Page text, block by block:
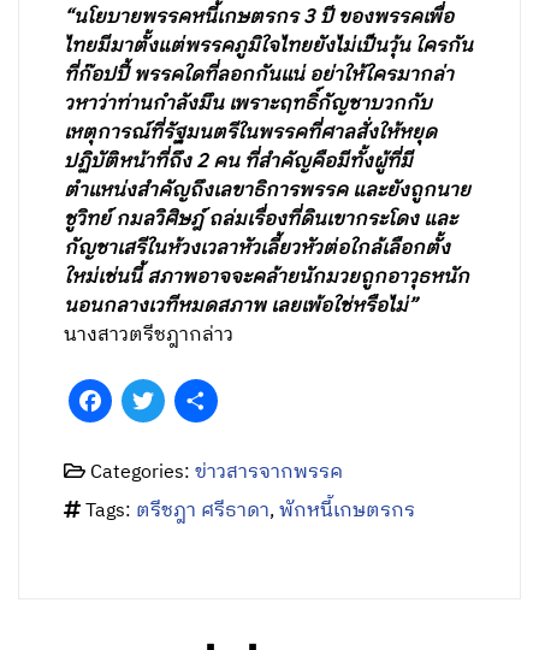
“นโยบายพรรคหนี้เกษตรกร 3 ปี ของพรรคเพื่อ
ไทยมีมาตั้งแต่พรรคภูมิใจไทยยังไม่เป็นวุ้น ใครกัน
ที่ก๊อปปี้ พรรคใดที่ลอกกันแน่ อย่าให้ใครมากล่า
วหาว่าท่านกำลังมึน เพราะฤทธิ์กัญชาบวกกับ
เหตุการณ์ที่รัฐมนตรีในพรรคที่ศาลสั่งให้หยุด
ปฏิบัติหน้าที่ถึง 2 คน ที่สำคัญคือมีทั้งผู้ที่มี
ตำแหน่งสำคัญถึงเลขาธิการพรรค และยังถูกนาย
ชูวิทย์ กมลวิศิษฎ์ ถล่มเรื่องที่ดินเขากระโดง และ
กัญชาเสรีในห้วงเวลาหัวเลี้ยวหัวต่อใกล้เลือกตั้ง
ใหม่เช่นนี้ สภาพอาจจะคล้ายนักมวยถูกอาวุธหนัก
นอนกลางเวทีหมดสภาพ เลยเพ้อใช่หรือไม่”
นางสาวตรีชฎากล่าว
FacebookTwitter
Categories:ข่าวสารจากพรรค
Tags: ตรีชฎา ศรีธาดา,พักหนี้เกษตรกร